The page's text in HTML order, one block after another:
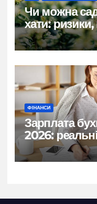
Чи можна
хати:
практичні
ФІНАНСИ
Зарплата
2026:
нюанси